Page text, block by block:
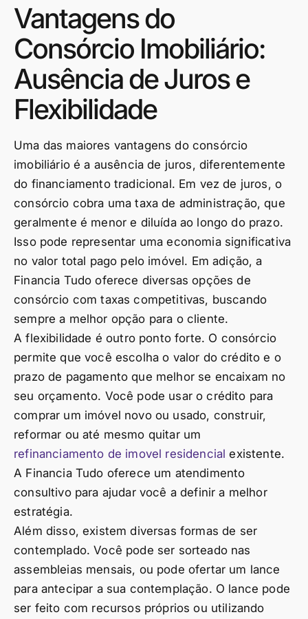
Vantagens do
Consórcio Imobiliário:
Ausência de Juros e
Flexibilidade
Uma das maiores vantagens do consórcio
imobiliário é a ausência de juros, diferentemente
do financiamento tradicional. Em vez de juros, o
consórcio cobra uma taxa de administração, que
geralmente é menor e diluída ao longo do prazo.
Isso pode representar uma economia significativa
no valor total pago pelo imóvel. Em adição, a
Financia Tudo oferece diversas opções de
consórcio com taxas competitivas, buscando
sempre a melhor opção para o cliente.
A flexibilidade é outro ponto forte. O consórcio
permite que você escolha o valor do crédito e o
prazo de pagamento que melhor se encaixam no
seu orçamento. Você pode usar o crédito para
comprar um imóvel novo ou usado, construir,
reformar ou até mesmo quitar um
refinanciamento de imovel residencial existente.
A Financia Tudo oferece um atendimento
consultivo para ajudar você a definir a melhor
estratégia.
Além disso, existem diversas formas de ser
contemplado. Você pode ser sorteado nas
assembleias mensais, ou pode ofertar um lance
para antecipar a sua contemplação. O lance pode
ser feito com recursos próprios ou utilizando